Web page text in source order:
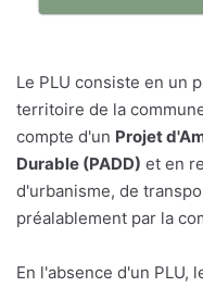
Le PLU consiste en un
territoire de la
compte d'un Projet
Durable (PADD) et en
d'urbanisme, de
préalablement par la
En l'absence d'un PLU,